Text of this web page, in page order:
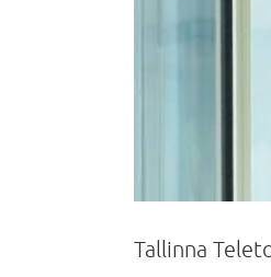
Tallinna